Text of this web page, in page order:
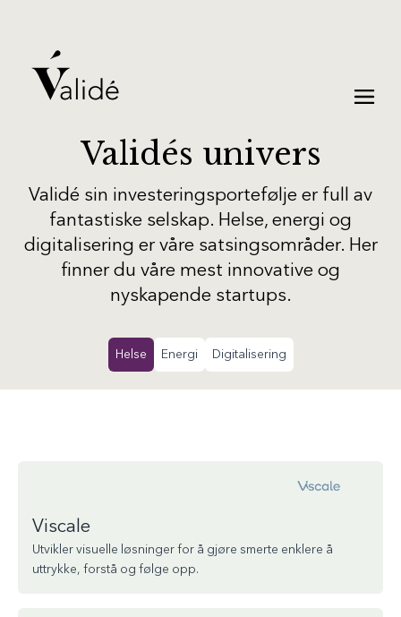
Validés univers
Validé sin investeringsportefølje er full av
fantastiske selskap. Helse, energi og
digitalisering er våre satsingsområder. Her
finner du våre mest innovative og
nyskapende startups.
Helse Energi Digitalisering
Viscale
Utvikler visuelle løsninger for å gjøre smerte enklere å
uttrykke, forstå og følge opp.